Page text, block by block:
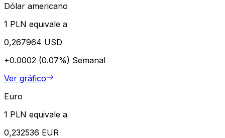
Dólar americano
1 PLN equivale a
0,267964 USD
+0.0002 (0.07%) Semanal
Ver gráfico
Euro
1 PLN equivale a
0,232536 EUR